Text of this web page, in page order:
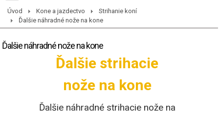
Úvod Kone a jazdectvo
Strihanie koní
Ďalšie náhradné nože na kone
Ďalšie náhradné nože na kone
Ďalšie strihacie
nože na kone
Ďalšie náhradné strihacie nože na